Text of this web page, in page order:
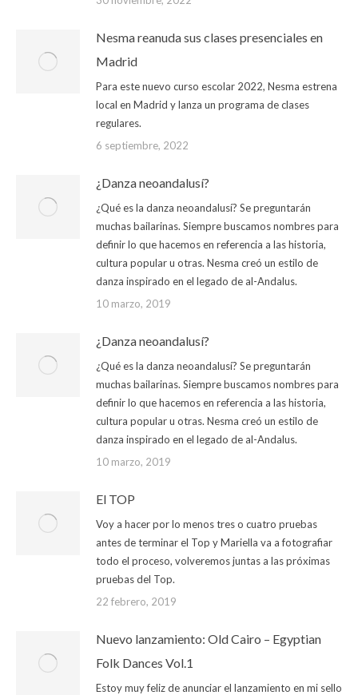
Nesma reanuda sus clases presenciales en
Madrid
Para este nuevo curso escolar 2022, Nesma estrena
local en Madrid y lanza un programa de clases
regulares.
6 septiembre, 2022
¿Danza neoandalusí?
¿Qué es la danza neoandalusí? Se preguntarán
muchas bailarinas. Siempre buscamos nombres para
definir lo que hacemos en referencia a las historia,
cultura popular u otras. Nesma creó un estilo de
danza inspirado en el legado de al-Andalus.
10 marzo, 2019
¿Danza neoandalusí?
¿Qué es la danza neoandalusí? Se preguntarán
muchas bailarinas. Siempre buscamos nombres para
definir lo que hacemos en referencia a las historia,
cultura popular u otras. Nesma creó un estilo de
danza inspirado en el legado de al-Andalus.
10 marzo, 2019
El TOP
Voy a hacer por lo menos tres o cuatro pruebas
antes de terminar el Top y Mariella va a fotografiar
todo el proceso, volveremos juntas a las próximas
pruebas del Top.
22 febrero, 2019
Nuevo lanzamiento: Old Cairo – Egyptian
Folk Dances Vol.1
Estoy muy feliz de anunciar el lanzamiento en mi sello